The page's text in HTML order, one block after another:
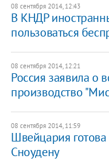
08 сентября 2014, 12:43
В КНДР
пользоваться
08 сентября 2014, 12:21
Россия заявила о
производство
08 сентября 2014, 11:59
Швейцария
Сноудену